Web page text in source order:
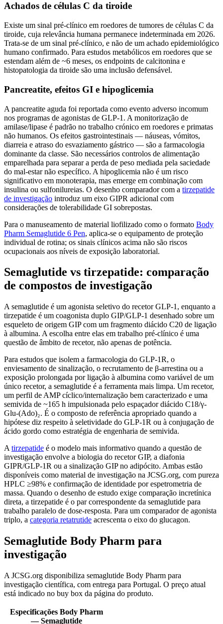
Achados de células C da tiroide
Existe um sinal pré-clínico em roedores de tumores de células C da
tiroide, cuja relevância humana permanece indeterminada em 2026.
Trata-se de um sinal pré-clínico, e não de um achado epidemiológico
humano confirmado. Para estudos metabólicos em roedores que se
estendam além de ~6 meses, os endpoints de calcitonina e
histopatologia da tiroide são uma inclusão defensável.
Pancreatite, efeitos GI e hipoglicemia
A pancreatite aguda foi reportada como evento adverso incomum
nos programas de agonistas de GLP-1. A monitorização de
amilase/lipase é padrão no trabalho crónico em roedores e primatas
não humanos. Os efeitos gastrointestinais — náuseas, vómitos,
diarreia e atraso do esvaziamento gástrico — são a farmacologia
dominante da classe. São necessários controlos de alimentação
emparelhada para separar a perda de peso mediada pela saciedade
do mal-estar não específico. A hipoglicemia não é um risco
significativo em monoterapia, mas emerge em combinação com
insulina ou sulfonilureias. O desenho comparador com a tirzepatide
de investigação introduz um eixo GIPR adicional com
considerações de tolerabilidade GI sobrepostas.
Para o manuseamento de material liofilizado como o formato Body
Pharm Semaglutide 6 Pen, aplica-se o equipamento de proteção
individual de rotina; os sinais clínicos acima não são riscos
ocupacionais aos níveis de exposição laboratorial.
Semaglutide vs tirzepatide: comparação
de compostos de investigação
A semaglutide é um agonista seletivo do recetor GLP-1, enquanto a
tirzepatide é um coagonista duplo GIP/GLP-1 desenhado sobre um
esqueleto de origem GIP com um fragmento diácido C20 de ligação
à albumina. A escolha entre elas em trabalho pré-clínico é uma
questão de âmbito de recetor, não apenas de potência.
Para estudos que isolem a farmacologia do GLP-1R, o
enviesamento de sinalização, o recrutamento de β-arrestina ou a
exposição prolongada por ligação à albumina como variável de um
único recetor, a semaglutide é a ferramenta mais limpa. Um recetor,
um perfil de AMP cíclico/internalização bem caracterizado e uma
semivida de ~165 h impulsionada pelo espaçador diácido C18/γ-
Glu-(Ado)₂. É o composto de referência apropriado quando a
hipótese diz respeito à seletividade do GLP-1R ou à conjugação de
ácido gordo como estratégia de engenharia de semivida.
A tirzepatide é o modelo mais informativo quando a questão de
investigação envolve a biologia do recetor GIP, a diafonia
GIPR/GLP-1R ou a sinalização GIP no adipócito. Ambas estão
disponíveis como material de investigação na JCSG.org, com pureza
HPLC ≥98% e confirmação de identidade por espetrometria de
massa. Quando o desenho de estudo exige comparação incretínica
direta, a tirzepatide é o par correspondente da semaglutide para
trabalho paralelo de dose-resposta. Para um comparador de agonista
triplo, a categoria retatrutide acrescenta o eixo do glucagon.
Semaglutide Body Pharm para
investigação
A JCSG.org disponibiliza semaglutide Body Pharm para
investigação científica, com entrega para Portugal. O preço atual
está indicado no buy box da página do produto.
Especificações Body Pharm
— Semaglutide